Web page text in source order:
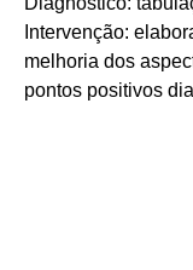
Intervenção:
melhoria dos
pontos positivos